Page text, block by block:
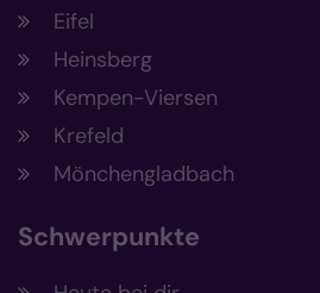
Eifel
Heinsberg
Kempen-Viersen
Krefeld
Mönchengladbach
Schwerpunkte